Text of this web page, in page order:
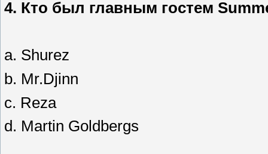
4. Кто был главным гостем
a. Shurez
b. Mr.Djinn
c. Reza
d. Martin Goldbergs